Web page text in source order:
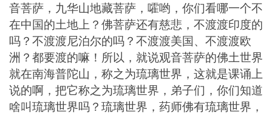
音菩萨，九华山地藏菩萨，嚯哟，你们看哪一个不
在中国的土地上？佛菩萨还有慈悲，不渡渡印度的
吗？不渡渡尼泊尔的吗？不渡渡美国、不渡渡欧
洲？都要渡的嘛！所以，就说观音菩萨的佛土世界
就在南海普陀山，称之为琉璃世界，这就是课诵上
说的啊，把它称之为琉璃世界，弟子们，你们知道
啥叫琉璃世界吗？琉璃世界，药师佛有琉璃世界，